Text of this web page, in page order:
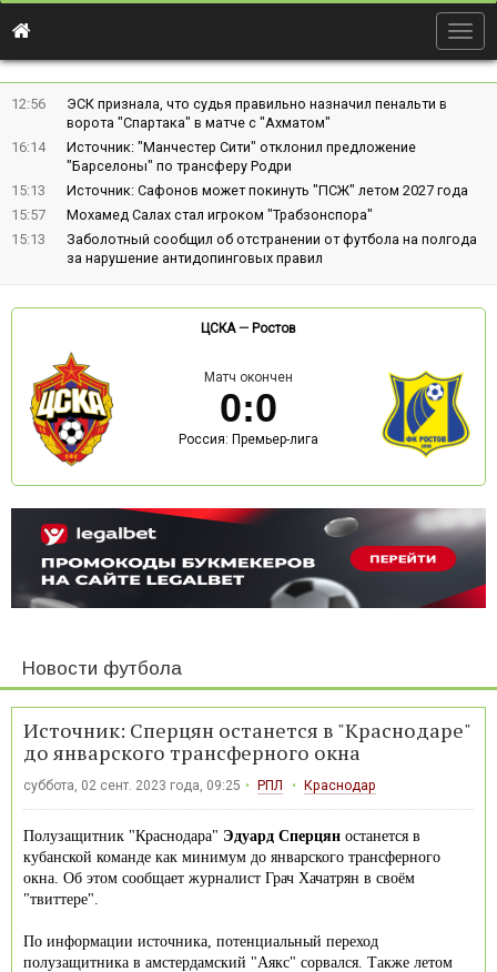
12:56
ЭСК признала, что судья правильно назначил пенальти в
ворота "Спартака" в матче с "Ахматом"
16:14
Источник: "Манчестер Сити" отклонил предложение
"Барселоны" по трансферу Родри
15:13
Источник: Сафонов может покинуть "ПСЖ" летом 2027 года
15:57
Мохамед Салах стал игроком "Трабзонспора"
15:13
Заболотный сообщил об отстранении от футбола на полгода
за нарушение антидопинговых правил
ЦСКА— Ростов
Матч окончен
0:0
Россия: Премьер-лига
Новости футбола
Источник: Сперцян останется в "Краснодаре"
до январского трансферного окна
суббота, 02 сент. 2023 года, 09:25 РПЛ Краснодар
Полузащитник "Краснодара" Эдуард Сперцян останется в
кубанской команде как минимум до январского трансферного
окна. Об этом сообщает журналист Грач Хачатрян в своём
"твиттере".
По информации источника, потенциальный переход
полузащитника в амстердамский "Аякс" сорвался. Также летом